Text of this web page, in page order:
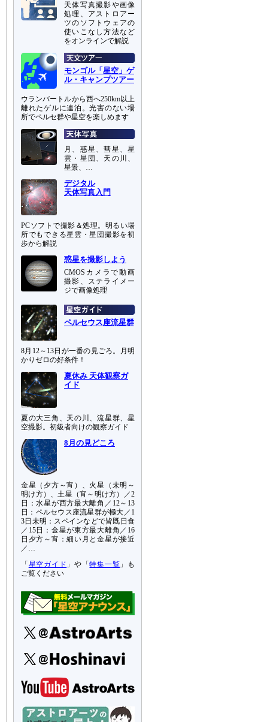
天体写真撮影や画像
処理、アストロアー
ツのソフトウェアの
使いこなし方法など
をオンラインで解説
モンゴル「星空」ゲ
ル・キャンプツアー
ウランバートルから西へ250km以上
離れたゲルに連泊。光害のない場
所でペルセ群や星空を楽しめます
月、惑星、彗星、星
雲・星団、天の川、
星景、…
デジタル
天体写真入門
PCソフトで撮影＆処理。明るい場
所でもできる星雲・星団撮影を初
歩から解説
惑星を撮影しよう
CMOSカメラで動画
撮影、ステライメー
ジで画像処理
ペルセウス座流星群
8月12～13日が一番の見ごろ。月明
かりゼロの好条件！
夏休み 天体観察ガ
イド
夏の大三角、天の川、流星群、星
空撮影。初級者向けの観察ガイド
8月の見どころ
金星（夕方～宵）、火星（未明～
明け方）、土星（宵～明け方）／2
日：水星が西方最大離角／12～13
日：ペルセウス座流星群が極大／1
3日未明：スペインなどで皆既日食
／15日：金星が東方最大離角／16
日夕方～宵：細い月と金星が接近
／…
「 星空ガイド 」や「特集一覧 」も
ご覧ください